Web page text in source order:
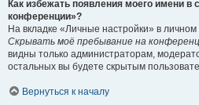
Как избежать появления моего имени в
конференции»?
На вкладке «Личные настройки» в
Скрывать моё пребывание на
видны только администраторам,
остальных вы будете скрытым
Вернуться к началу